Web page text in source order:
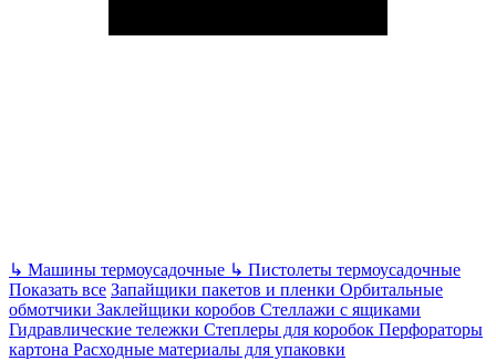
↳ Машины термоусадочные ↳ Пистолеты термоусадочные
Показать все Запайщики пакетов и пленки Орбитальные
обмотчики Заклейщики коробов Стеллажи с ящиками
Гидравлические тележки Степлеры для коробок Перфораторы
картона Расходные материалы для упаковки